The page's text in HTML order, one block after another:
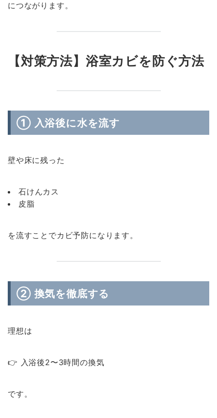
につながります。
【対策方法】浴室カビを防ぐ方法
① 入浴後に水を流す
壁や床に残った
石けんカス
皮脂
を流すことでカビ予防になります。
② 換気を徹底する
理想は
👉 入浴後2〜3時間の換気
です。